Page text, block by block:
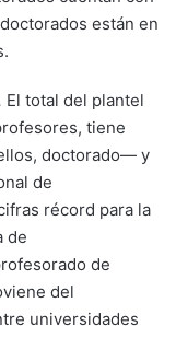
están en
El total del plantel
tiene
doctorado— y
de
récord para la
de
de
del
universidades